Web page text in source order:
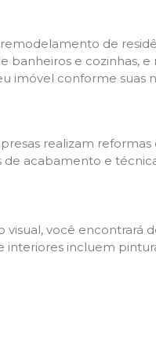
de
e cozinhas, e
conforme suas
realizam
acabamento e
você encontrará
interiores incluem